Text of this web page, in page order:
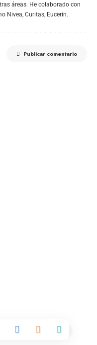
áreas. He colaborado con
Nivea, Curitas, Eucerin.
Publicar comentario